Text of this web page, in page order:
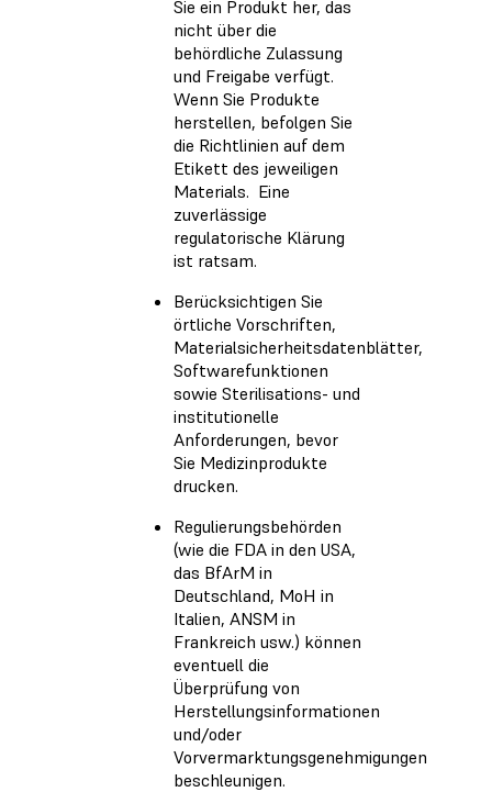
Sie ein Produkt her, das
nicht über die
behördliche Zulassung
und Freigabe verfügt.
Wenn Sie Produkte
herstellen, befolgen Sie
die Richtlinien auf dem
Etikett des jeweiligen
Materials. Eine
zuverlässige
regulatorische Klärung
ist ratsam.
Berücksichtigen Sie
örtliche Vorschriften,
Materialsicherheitsdatenblätter,
Softwarefunktionen
sowie Sterilisations- und
institutionelle
Anforderungen, bevor
Sie Medizinprodukte
drucken.
Regulierungsbehörden
(wie die FDA in den USA,
das BfArM in
Deutschland, MoH in
Italien, ANSM in
Frankreich usw.) können
eventuell die
Überprüfung von
Herstellungsinformationen
und/oder
Vorvermarktungsgenehmigungen
beschleunigen.